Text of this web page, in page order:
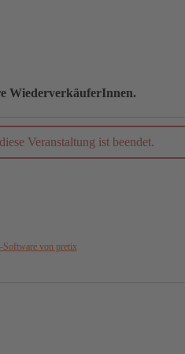
WiederverkäuferInnen.
Veranstaltung ist beendet.
Software von pretix